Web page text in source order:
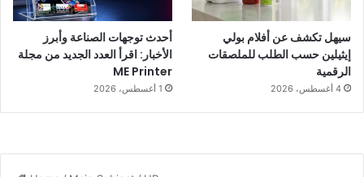
سيهل تكشف عن أفلام بولي
إيثيلين حسب الطلب للملصقات
الرقمية
4 أغسطس، 2026
أحدث توجهات الصناعة وأبرز
الأخبار: اقرأ العدد الجديد من مجلة
ME Printer
1 أغسطس، 2026